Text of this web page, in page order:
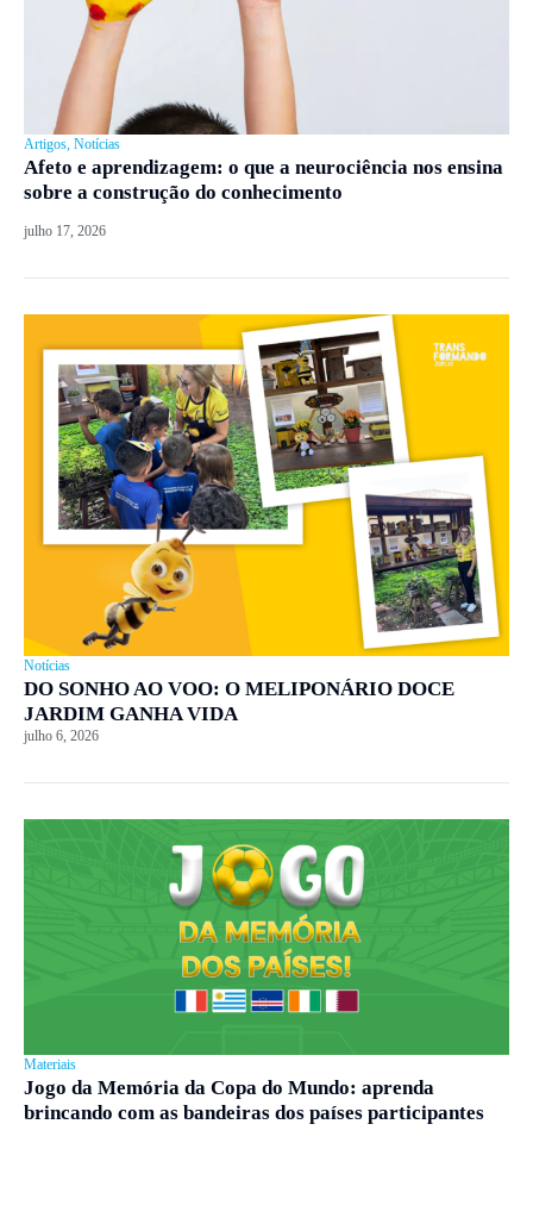
Artigos Notícias
Afeto e aprendizagem: o que a neurociência nos ensina
sobre a construção do conhecimento
julho 17, 2026
Notícias
DO SONHO AO VOO: O MELIPONÁRIO DOCE
JARDIM GANHA VIDA
julho 6, 2026
Materiais
Jogo da Memória da Copa do Mundo: aprenda
brincando com as bandeiras dos países participantes